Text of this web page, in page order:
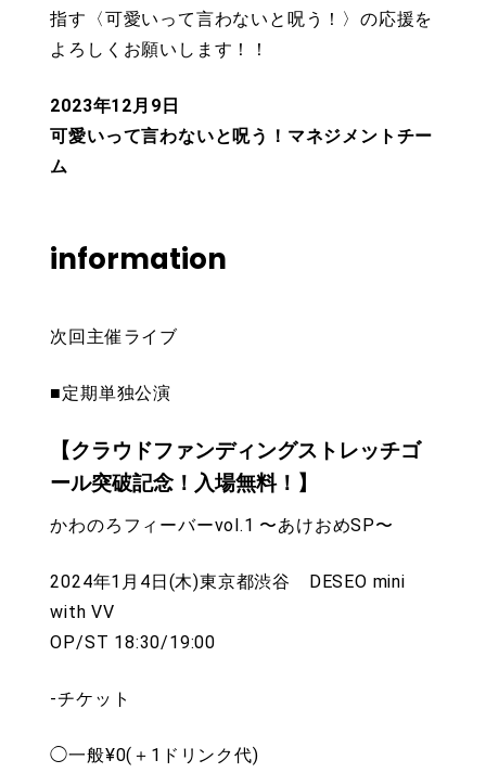
指す〈可愛いって言わないと呪う！〉の応援を
よろしくお願いします！！
2023年12月9日
可愛いって言わないと呪う！マネジメントチー
ム
information
次回主催ライブ
■定期単独公演
【クラウドファンディングストレッチゴ
ール突破記念！入場無料！】
かわのろフィーバーvol.1 〜あけおめSP〜
2024年1月4日(木)東京都渋谷 DESEO mini
with VV
OP/ST 18:30/19:00
-チケット
◯一般¥0(＋1ドリンク代)